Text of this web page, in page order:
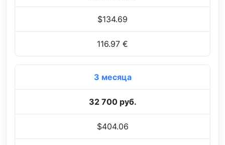
$134.69
116.97 €
3 месяца
32 700 руб.
$404.06